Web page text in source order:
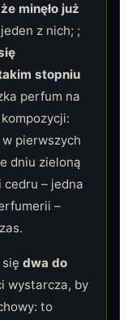
minęło już
z nich; ;
stopniu
perfum na
pierwszych
dniu zieloną
– jedna
–
dwa do
wystarcza, by
to